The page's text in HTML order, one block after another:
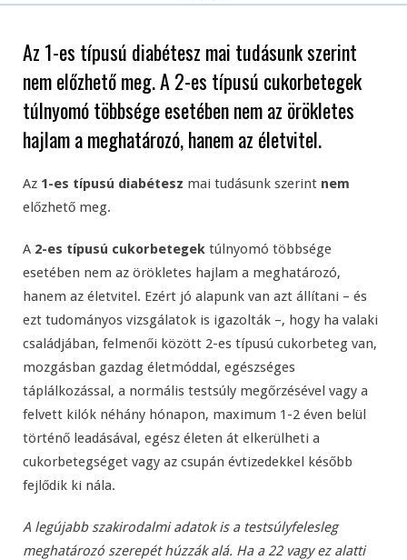
Az 1-es típusú diabétesz mai tudásunk szerint
nem előzhető meg. A 2-es típusú cukorbetegek
túlnyomó többsége esetében nem az örökletes
hajlam a meghatározó, hanem az életvitel.
Az 1-es típusú diabétesz mai tudásunk szerint nem
előzhető meg.
A 2-es típusú cukorbetegek túlnyomó többsége
esetében nem az örökletes hajlam a meghatározó,
hanem az életvitel. Ezért jó alapunk van azt állítani – és
ezt tudományos vizsgálatok is igazolták –, hogy ha valaki
családjában, felmenői között 2-es típusú cukorbeteg van,
mozgásban gazdag életmóddal, egészséges
táplálkozással, a normális testsúly megőrzésével vagy a
felvett kilók néhány hónapon, maximum 1-2 éven belül
történő leadásával, egész életen át elkerülheti a
cukorbetegséget vagy az csupán évtizedekkel később
fejlődik ki nála.
A legújabb szakirodalmi adatok is a testsúlyfelesleg
meghatározó szerepét húzzák alá. Ha a 22 vagy ez alatti